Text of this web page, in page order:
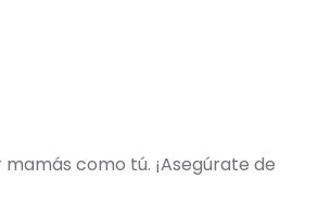
como tú. ¡Asegúrate de